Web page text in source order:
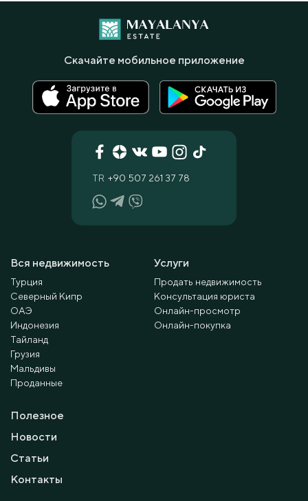
Вся недвижимость
Турция
Северный Кипр
ОАЭ
Индонезия
Тайланд
Грузия
Мальдивы
Проданные
Услуги
Продать недвижимость
Консультация юриста
Онлайн-просмотр
Онлайн-покупка
Полезное
Новости
Статьи
Контакты
TR +90 507 261 37 78
Скачайте мобильное приложение